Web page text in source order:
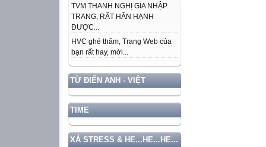
TVM THANH NGHỊ GIA NHẬP
TRANG, RẤT HÂN HẠNH
ĐƯỢC...
HVC ghé thăm, Trang Web của
bạn rất hay, mời...
TỪ ĐIỂN ANH - VIỆT
TIME
XẢ STRESS & HE...HE...HE...